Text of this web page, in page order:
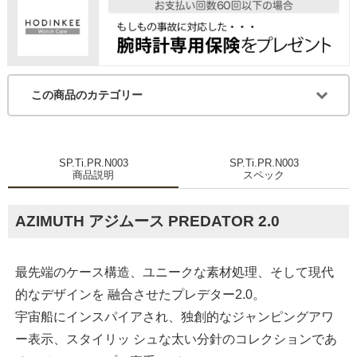
この商品のカテゴリー
SP.Ti.PR.N003
商品説明
SP.Ti.PR.N003
スペック
AZIMUTH アジムース PREDATOR 2.0
最先端のケース構造、ユニークな素材処理、そして現代
的なデザインを 融合させたプレデター2.0。
宇宙船にインスパイアされ、独創的なジャンピングアワ
ー表示、スタイリッ シュな太い分針のコレクションであ